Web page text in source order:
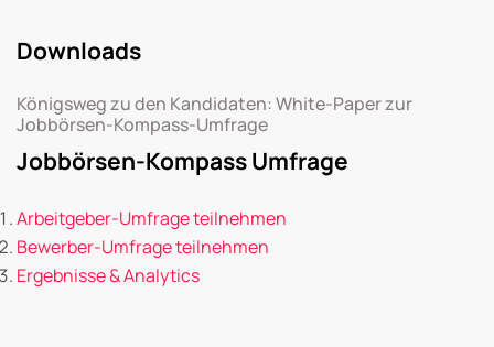
Downloads
Königsweg zu den Kandidaten: White-Paper zur
Jobbörsen-Kompass-Umfrage
Jobbörsen-Kompass Umfrage
Arbeitgeber-Umfrage teilnehmen
Bewerber-Umfrage teilnehmen
Ergebnisse & Analytics